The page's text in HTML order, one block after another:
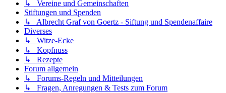
↳ Vereine und Gemeinschaften
Stiftungen und Spenden
↳ Albrecht Graf von Goertz - Siftung und Spendenaffaire
Diverses
↳ Witze-Ecke
↳ Kopfnuss
↳ Rezepte
Forum allgemein
↳ Forums-Regeln und Mitteilungen
↳ Fragen, Anregungen & Tests zum Forum